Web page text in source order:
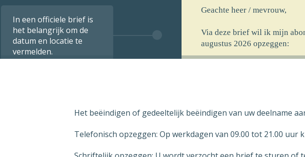
In een officiele brief is
het belangrijk om de
datum en locatie te
vermelden.
Geachte heer / mevrouw,
Via deze brief wil ik mijn
augustus 2026 opzeggen:
verstrekt heb bij ingang van
Het beëindigen of gedeeltelijk beëindigen van uw deelname
Telefonisch opzeggen: Op werkdagen van 09.00 tot 21.00